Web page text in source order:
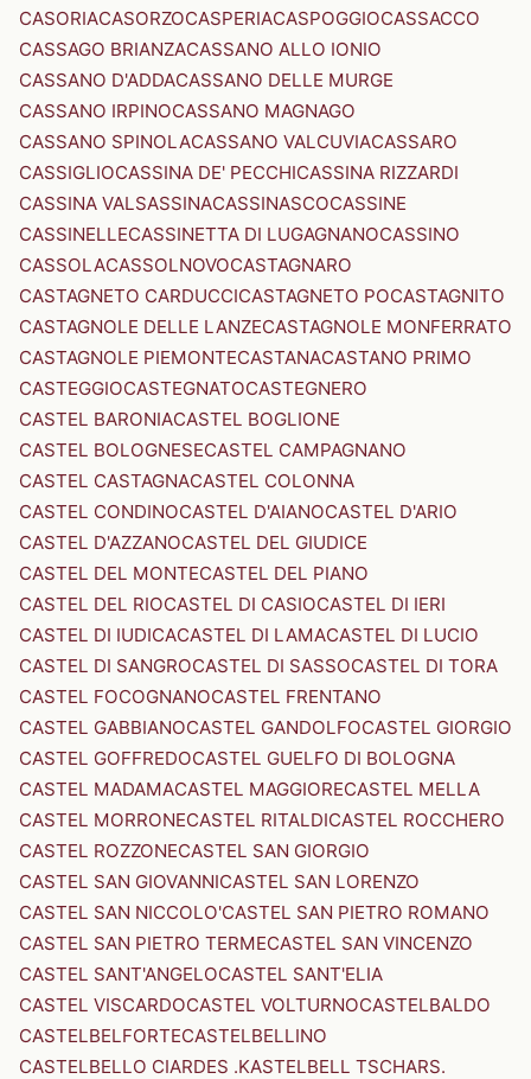
CASORIACASORZOCASPERIACASPOGGIOCASSACCO
CASSAGO BRIANZACASSANO ALLO IONIO
CASSANO D'ADDACASSANO DELLE MURGE
CASSANO IRPINOCASSANO MAGNAGO
CASSANO SPINOLACASSANO VALCUVIACASSARO
CASSIGLIOCASSINA DE' PECCHICASSINA RIZZARDI
CASSINA VALSASSINACASSINASCOCASSINE
CASSINELLECASSINETTA DI LUGAGNANOCASSINO
CASSOLACASSOLNOVOCASTAGNARO
CASTAGNETO CARDUCCICASTAGNETO POCASTAGNITO
CASTAGNOLE DELLE LANZECASTAGNOLE MONFERRATO
CASTAGNOLE PIEMONTECASTANACASTANO PRIMO
CASTEGGIOCASTEGNATOCASTEGNERO
CASTEL BARONIACASTEL BOGLIONE
CASTEL BOLOGNESECASTEL CAMPAGNANO
CASTEL CASTAGNACASTEL COLONNA
CASTEL CONDINOCASTEL D'AIANOCASTEL D'ARIO
CASTEL D'AZZANOCASTEL DEL GIUDICE
CASTEL DEL MONTECASTEL DEL PIANO
CASTEL DEL RIOCASTEL DI CASIOCASTEL DI IERI
CASTEL DI IUDICACASTEL DI LAMACASTEL DI LUCIO
CASTEL DI SANGROCASTEL DI SASSOCASTEL DI TORA
CASTEL FOCOGNANOCASTEL FRENTANO
CASTEL GABBIANOCASTEL GANDOLFOCASTEL GIORGIO
CASTEL GOFFREDOCASTEL GUELFO DI BOLOGNA
CASTEL MADAMACASTEL MAGGIORECASTEL MELLA
CASTEL MORRONECASTEL RITALDICASTEL ROCCHERO
CASTEL ROZZONECASTEL SAN GIORGIO
CASTEL SAN GIOVANNICASTEL SAN LORENZO
CASTEL SAN NICCOLO'CASTEL SAN PIETRO ROMANO
CASTEL SAN PIETRO TERMECASTEL SAN VINCENZO
CASTEL SANT'ANGELOCASTEL SANT'ELIA
CASTEL VISCARDOCASTEL VOLTURNOCASTELBALDO
CASTELBELFORTECASTELBELLINO
CASTELBELLO CIARDES .KASTELBELL TSCHARS.